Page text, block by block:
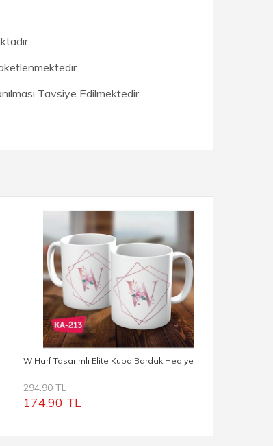
Tavsiye Edilmektedir.
W Harf Tasarımlı Elite Kupa Bardak Hediye
294.90 TL
174.90 TL